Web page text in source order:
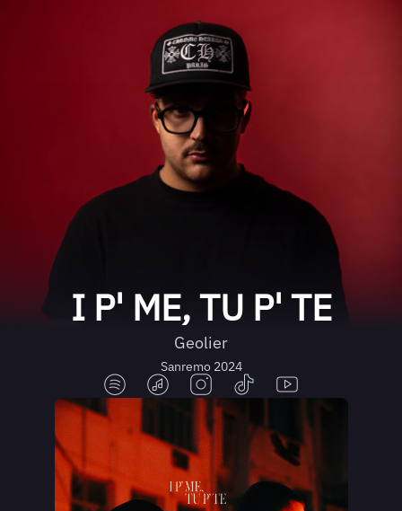
I P' ME, TU P' TE
Geolier
Sanremo 2024